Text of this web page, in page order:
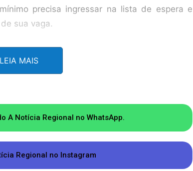
precisa ingressar na lista de espera e
sua vaga.
na qual todos os candidatos podem disputar
afirmativas para estudantes negros e pardos,
públicos.
na Faculdade de Engenharia (FaEnge) da
LEIA MAIS
A Notícia Regional no WhatsApp.
Regional no Instagram